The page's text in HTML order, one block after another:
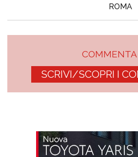
ROMA
COMMENTA
SCRIVI/SCOPRI I